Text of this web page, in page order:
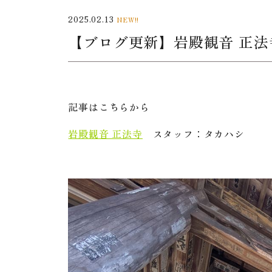
2025.02.13 NEW!!
【ブログ更新】岩殿観音 正
記事はこちらから
岩殿観音 正法寺 スタッフ：タカハシ